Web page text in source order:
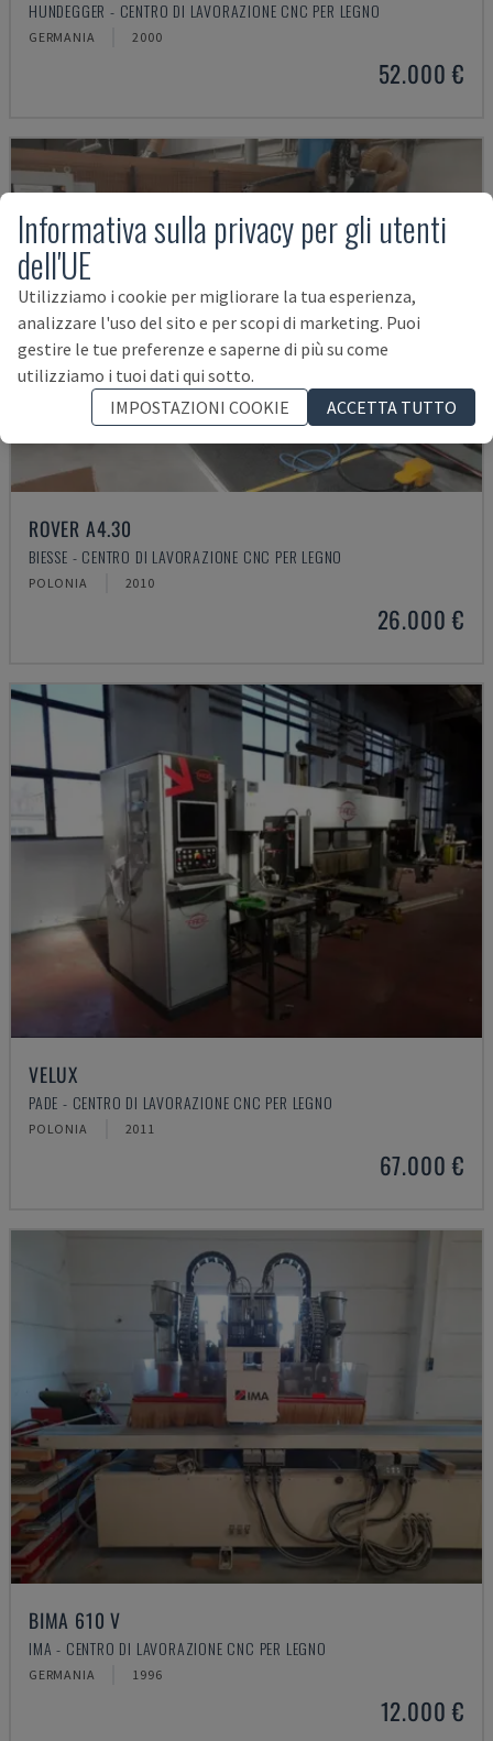
HUNDEGGER - CENTRO DI LAVORAZIONE CNC PER LEGNO
GERMANIA 2000
52.000 €
ROVER A4.30
BIESSE - CENTRO DI LAVORAZIONE CNC PER LEGNO
POLONIA 2010
26.000 €
VELUX
PADE - CENTRO DI LAVORAZIONE CNC PER LEGNO
POLONIA 2011
67.000 €
BIMA 610 V
IMA - CENTRO DI LAVORAZIONE CNC PER LEGNO
GERMANIA 1996
12.000 €
Informativa sulla privacy per gli utenti
dell'UE
Utilizziamo i cookie per migliorare la tua esperienza,
analizzare l'uso del sito e per scopi di marketing. Puoi
gestire le tue preferenze e saperne di più su come
utilizziamo i tuoi dati qui sotto.
IMPOSTAZIONI COOKIE
ACCETTA TUTTO